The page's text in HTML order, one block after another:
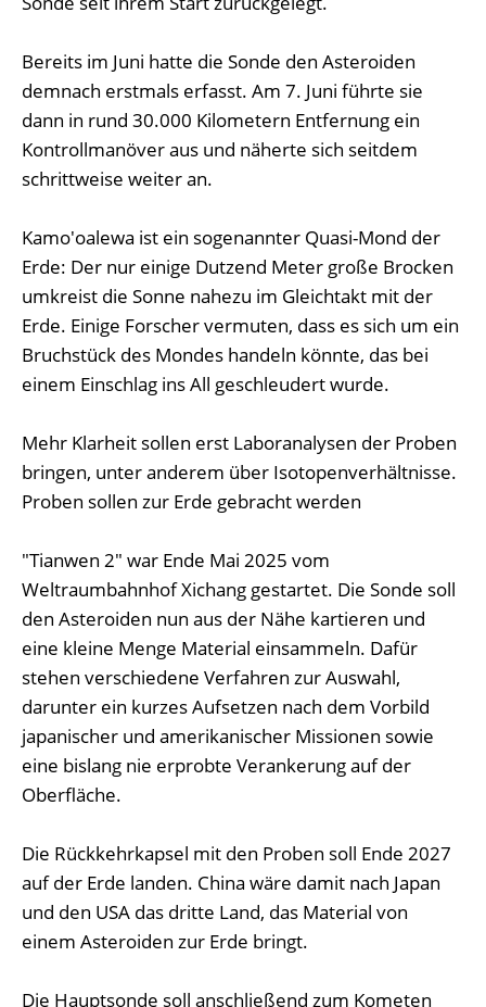
Bereits im Juni hatte die Sonde den Asteroiden
demnach erstmals erfasst. Am 7. Juni führte sie
dann in rund 30.000 Kilometern Entfernung ein
Kontrollmanöver aus und näherte sich seitdem
schrittweise weiter an.
Kamo'oalewa ist ein sogenannter Quasi-Mond der
Erde: Der nur einige Dutzend Meter große Brocken
umkreist die Sonne nahezu im Gleichtakt mit der
Erde. Einige Forscher vermuten, dass es sich um ein
Bruchstück des Mondes handeln könnte, das bei
einem Einschlag ins All geschleudert wurde.
Mehr Klarheit sollen erst Laboranalysen der Proben
bringen, unter anderem über Isotopenverhältnisse.
Proben sollen zur Erde gebracht werden
"Tianwen 2" war Ende Mai 2025 vom
Weltraumbahnhof Xichang gestartet. Die Sonde soll
den Asteroiden nun aus der Nähe kartieren und
eine kleine Menge Material einsammeln. Dafür
stehen verschiedene Verfahren zur Auswahl,
darunter ein kurzes Aufsetzen nach dem Vorbild
japanischer und amerikanischer Missionen sowie
eine bislang nie erprobte Verankerung auf der
Oberfläche.
Die Rückkehrkapsel mit den Proben soll Ende 2027
auf der Erde landen. China wäre damit nach Japan
und den USA das dritte Land, das Material von
einem Asteroiden zur Erde bringt.
Die Hauptsonde soll anschließend zum Kometen